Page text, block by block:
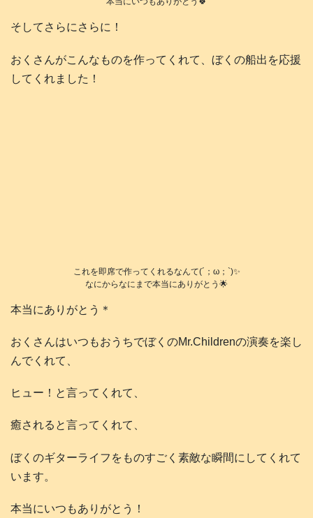
そしてさらにさらに！
おくさんがこんなものを作ってくれて、ぼくの船出を応援
してくれました！
これを即席で作ってくれるなんて(´；ω；`)✨
なにからなにまで本当にありがとう🌟
本当にありがとう＊
おくさんはいつもおうちでぼくのMr.Childrenの演奏を楽し
んでくれて、
ヒュー！と言ってくれて、
癒されると言ってくれて、
ぼくのギターライフをものすごく素敵な瞬間にしてくれて
います。
本当にいつもありがとう！